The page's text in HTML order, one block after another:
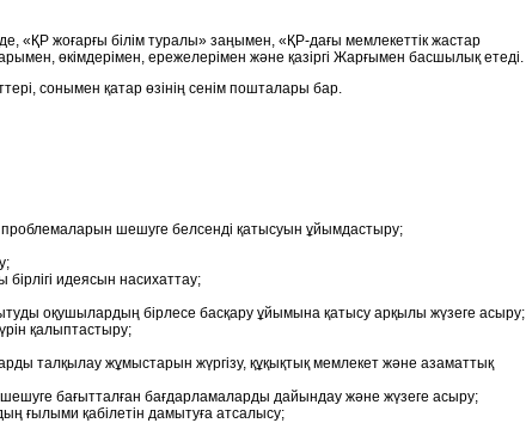
«ҚР жоғарғы білім туралы» заңымен, «ҚР-дағы мемлекеттік жастар
өкімдерімен, ережелерімен және қазіргі Жарғымен басшылық етеді.
сонымен қатар өзінің сенім пошталары бар.
проблемаларын шешуге белсенді қатысуын ұйымдастыру;
идеясын насихаттау;
оқушылардың бірлесе басқару ұйымына қатысу арқылы жүзеге асыру;
қалыптастыру;
талқылау жұмыстарын жүргізу, құқықтық мемлекет және азаматтық
бағытталған бағдарламаларды дайындау және жүзеге асыру;
ғылыми қабілетін дамытуға атсалысу;